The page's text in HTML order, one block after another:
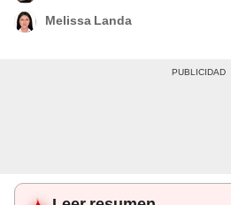
Melissa Landa